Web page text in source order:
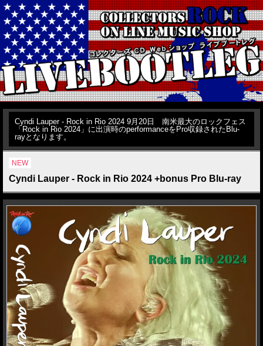
Cyndi Lauper - Rock in Rio 2024 9月20日 南米最大のロックフェス
「Rock in Rio 2024」に出演時のperformanceをPro収録されたBlu-
rayとなります。
NEW
Cyndi Lauper - Rock in Rio 2024 +bonus Pro Blu-ray